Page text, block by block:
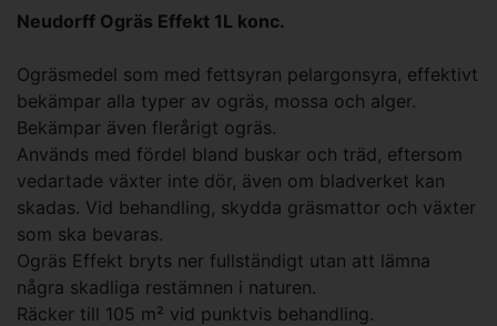
Neudorff Ogräs Effekt 1L konc.
Ogräsmedel som med fettsyran pelargonsyra, effektivt
bekämpar alla typer av ogräs, mossa och alger.
Bekämpar även flerårigt ogräs.
Används med fördel bland buskar och träd, eftersom
vedartade växter inte dör, även om bladverket kan
skadas. Vid behandling, skydda gräsmattor och växter
som ska bevaras.
Ogräs Effekt bryts ner fullständigt utan att lämna
några skadliga restämnen i naturen.
Räcker till 105 m² vid punktvis behandling.